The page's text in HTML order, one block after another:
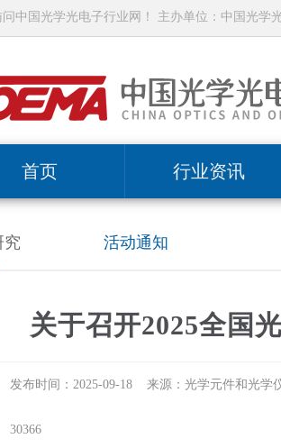
中国光学光电子行业网！ 主办单位：中国光学
首页 行业资讯
究 活动通知
关于召开2025全国
发布时间：2025-09-18 来源：光学元件和光学
30366